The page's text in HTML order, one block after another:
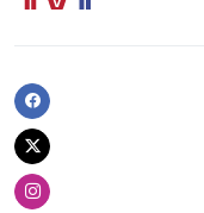
Facebook
Twitter
Instagram